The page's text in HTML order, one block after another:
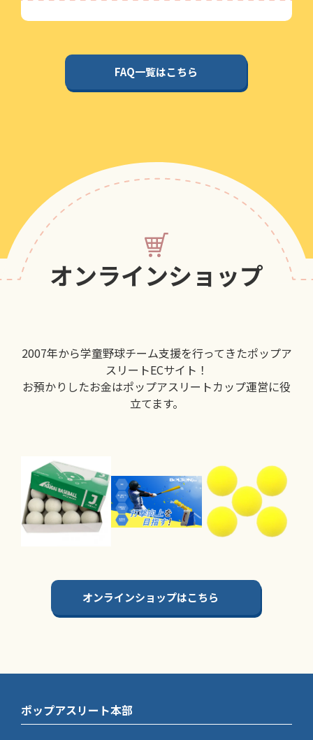
FAQ一覧はこちら
オンラインショップ
2007年から学童野球チーム支援を行ってきたポップア
スリートECサイト！
お預かりしたお金はポップアスリートカップ運営に役
立てます。
オンラインショップはこちら
ポップアスリート本部